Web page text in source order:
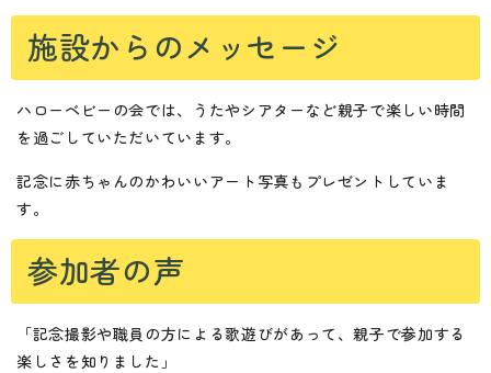
施設からのメッセージ
ハローベビーの会では、うたやシアターなど親子で楽しい時間
を過ごしていただいています。
記念に赤ちゃんのかわいいアート写真もプレゼントしていま
す。
参加者の声
「記念撮影や職員の方による歌遊びがあって、親子で参加する
楽しさを知りました」